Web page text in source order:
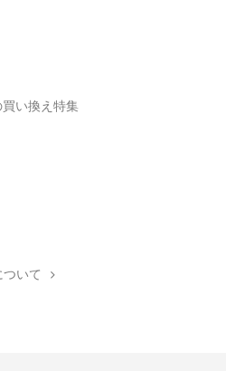
買い換え特集
いて